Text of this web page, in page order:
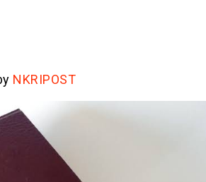
NKRIPOST